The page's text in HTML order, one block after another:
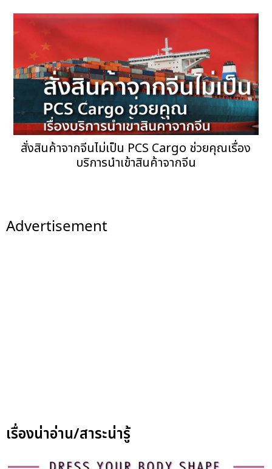
สั่งสินค้าจากจีนไม่เป็น PCS Cargo ช่วยคุณเรื่อง
บริการนำเข้าสินค้าจากจีน
Advertisement
เรื่องน่าอ่าน/สาระน่ารู้